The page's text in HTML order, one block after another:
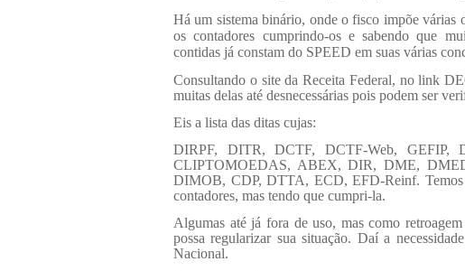
Há um sistema binário, onde o fisco impõe várias
os contadores cumprindo-os e sabendo que
contidas já constam do SPEED em suas várias
Consultando o site da Receita Federal, no link
muitas delas até desnecessárias pois podem ser
Eis a lista das ditas cujas:
DIRPF, DITR, DCTF, DCTF-Web, GEFIP,
CLIPTOMOEDAS, ABEX, DIR, DME,
DIMOB, CDP, DTTA, ECD, EFD-Reinf. Temos
contadores, mas tendo que cumpri-la.
Algumas até já fora de uso, mas como
possa regularizar sua situação. Daí a
Nacional.